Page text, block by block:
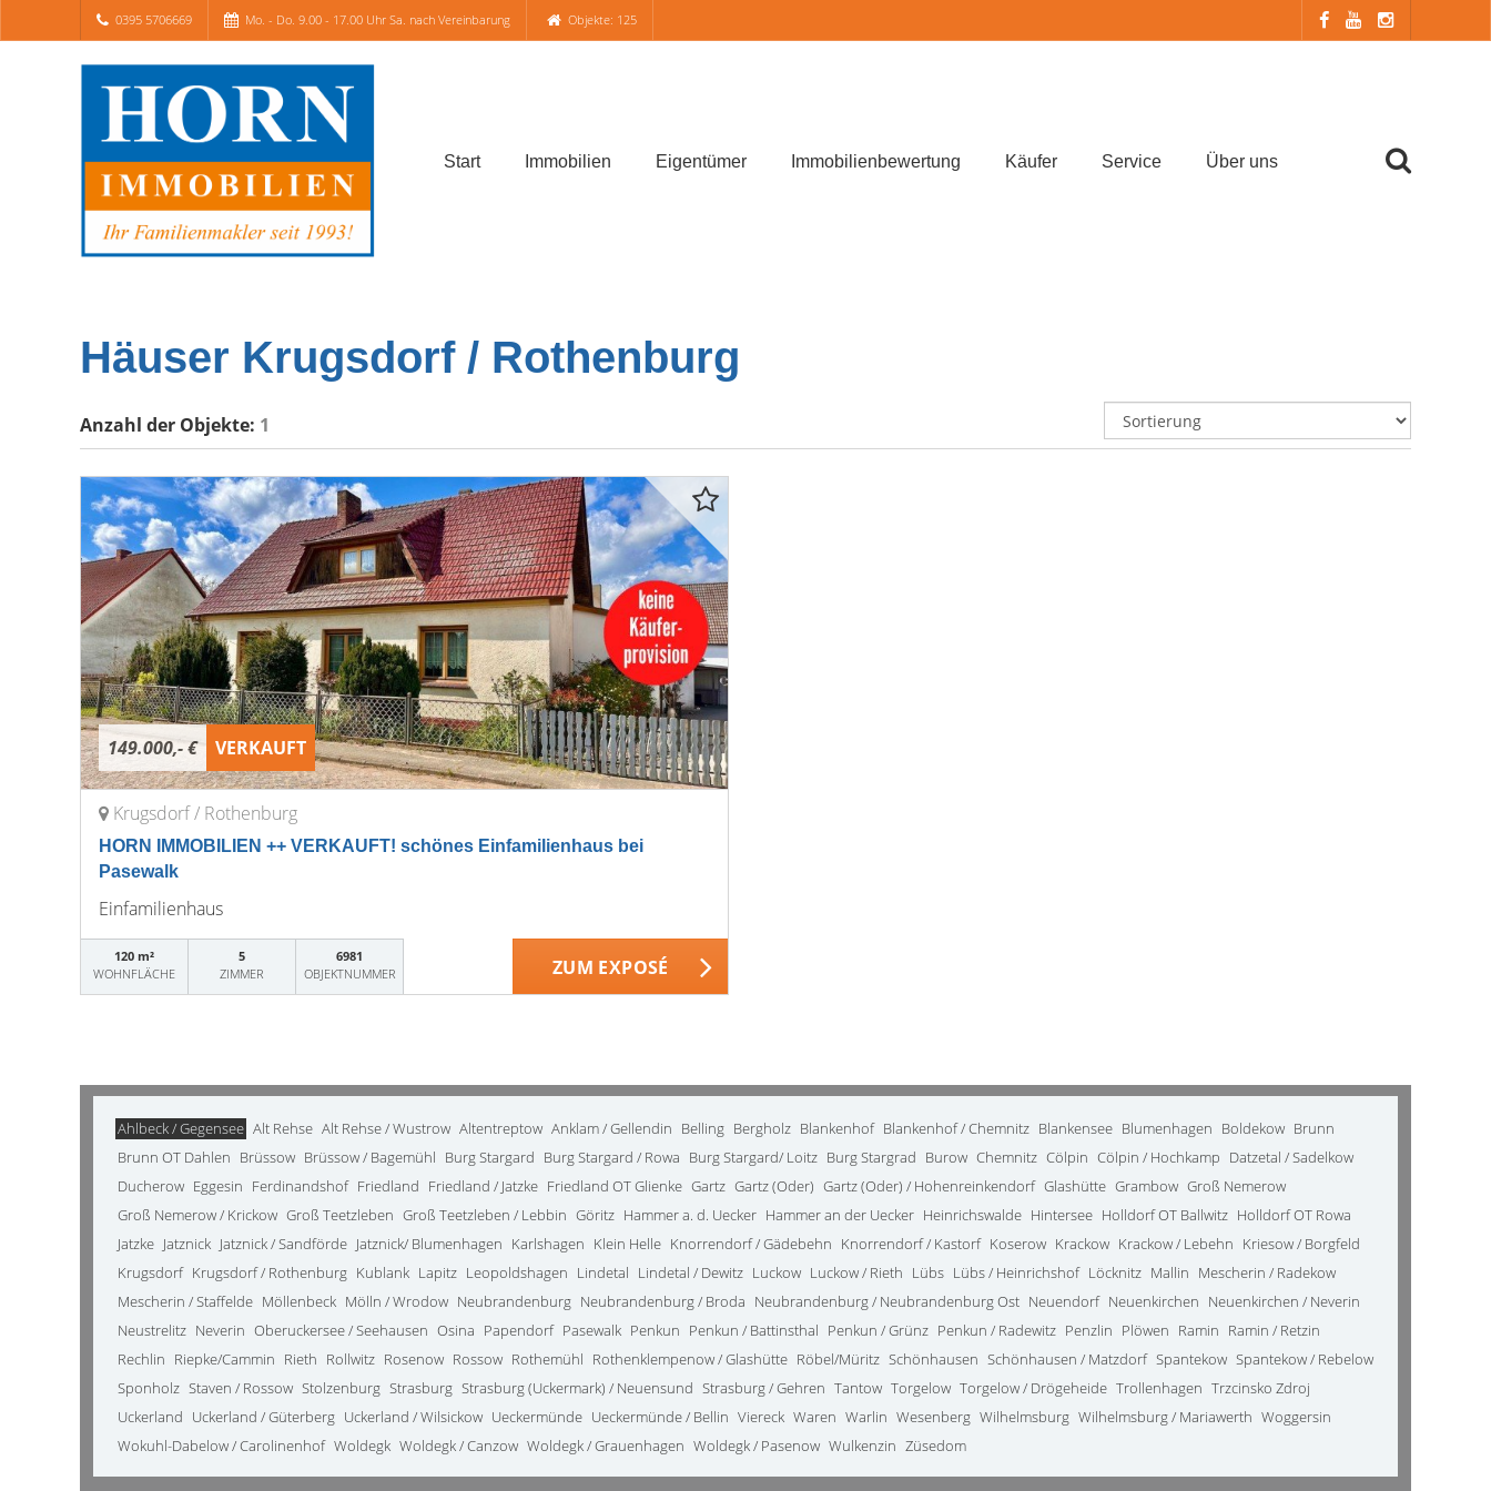
0395 5706669 Mo. - Do. 9.00 - 17.00 Uhr Sa. nach Vereinbarung Objekte: 125
Start Immobilien Eigentümer Immobilienbewertung Käufer Service Über uns
Häuser Krugsdorf / Rothenburg
Anzahl der Objekte: 1
149.000,- € VERKAUFT
Krugsdorf / Rothenburg
HORN IMMOBILIEN ++ VERKAUFT! schönes Einfamilienhaus bei
Pasewalk
Einfamilienhaus
120 m²
WOHNFLÄCHE
5
ZIMMER
6981
OBJEKTNUMMER
ZUM EXPOSÉ
Ahlbeck / Gegensee Alt Rehse Alt Rehse / Wustrow Altentreptow Anklam / Gellendin Belling Bergholz Blankenhof Blankenhof / Chemnitz Blankensee Blumenhagen Boldekow Brunn
Brunn OT Dahlen Brüssow Brüssow / Bagemühl Burg Stargard Burg Stargard / Rowa Burg Stargard/ Loitz Burg Stargrad Burow Chemnitz Cölpin Cölpin / Hochkamp Datzetal / Sadelkow
Ducherow Eggesin Ferdinandshof Friedland Friedland / Jatzke Friedland OT Glienke Gartz Gartz (Oder) Gartz (Oder) / Hohenreinkendorf Glashütte Grambow Groß Nemerow
Groß Nemerow / Krickow Groß Teetzleben Groß Teetzleben / Lebbin Göritz Hammer a. d. Uecker Hammer an der Uecker Heinrichswalde Hintersee Holldorf OT Ballwitz Holldorf OT Rowa
Jatzke Jatznick Jatznick / Sandförde Jatznick/ Blumenhagen Karlshagen Klein Helle Knorrendorf / Gädebehn Knorrendorf / Kastorf Koserow Krackow Krackow / Lebehn Kriesow / Borgfeld
Krugsdorf Krugsdorf / Rothenburg Kublank Lapitz Leopoldshagen Lindetal Lindetal / Dewitz Luckow Luckow / Rieth Lübs Lübs / Heinrichshof Löcknitz Mallin Mescherin / Radekow
Mescherin / Staffelde Möllenbeck Mölln / Wrodow Neubrandenburg Neubrandenburg / Broda Neubrandenburg / Neubrandenburg Ost Neuendorf Neuenkirchen Neuenkirchen / Neverin
Neustrelitz Neverin Oberuckersee / Seehausen Osina Papendorf Pasewalk Penkun Penkun / Battinsthal Penkun / Grünz Penkun / Radewitz Penzlin Plöwen Ramin Ramin / Retzin
Rechlin Riepke/Cammin Rieth Rollwitz Rosenow Rossow Rothemühl Rothenklempenow / Glashütte Röbel/Müritz Schönhausen Schönhausen / Matzdorf Spantekow Spantekow / Rebelow
Sponholz Staven / Rossow Stolzenburg Strasburg Strasburg (Uckermark) / Neuensund Strasburg / Gehren Tantow Torgelow Torgelow / Drögeheide Trollenhagen Trzcinsko Zdroj
Uckerland Uckerland / Güterberg Uckerland / Wilsickow Ueckermünde Ueckermünde / Bellin Viereck Waren Warlin Wesenberg Wilhelmsburg Wilhelmsburg / Mariawerth Woggersin
Wokuhl-Dabelow / Carolinenhof Woldegk Woldegk / Canzow Woldegk / Grauenhagen Woldegk / Pasenow Wulkenzin Züsedom